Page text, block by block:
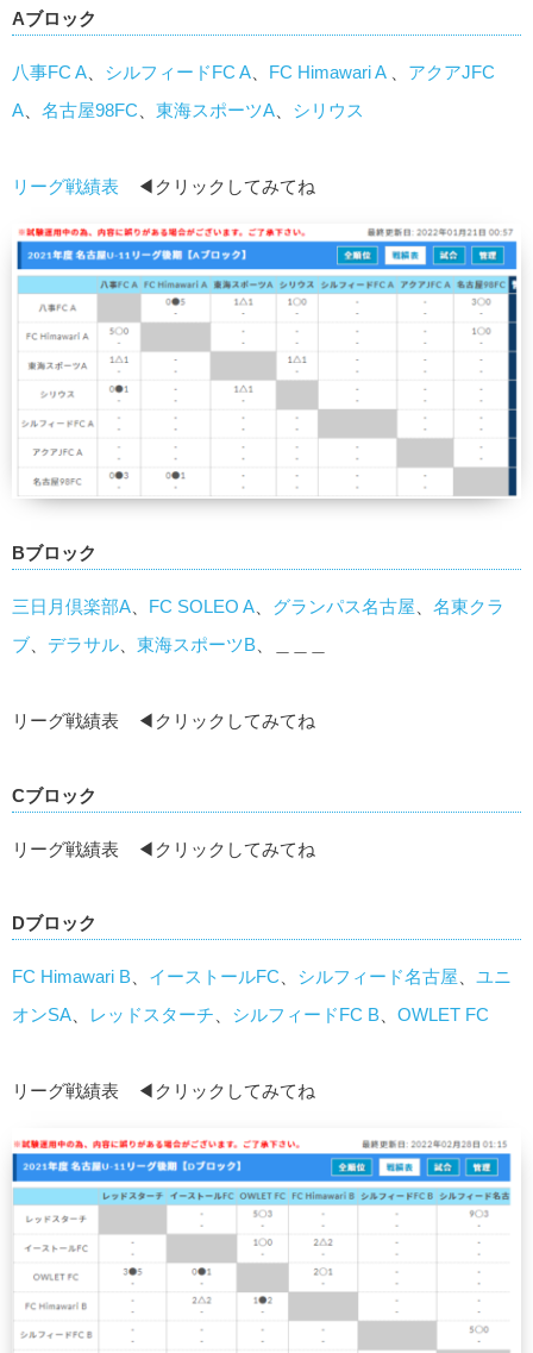
Aブロック
八事FC A シルフィードFC A FC Himawari A、 アクアJFC
A
名古屋98FC 東海スポーツA シリウス
リーグ戦績表 ◀クリックしてみてね
Bブロック
三日月倶楽部A FC SOLEO A グランパス名古屋
名東クラ
ブ
デラサル 東海スポーツB
リーグ戦績表 ◀クリックしてみてね
Cブロック
リーグ戦績表 ◀クリックしてみてね
Dブロック
FC Himawari B イーストールFC シルフィード名古屋
ユニ
オンSA
レッドスターチ シルフィードFC B OWLET FC
リーグ戦績表 ◀クリックしてみてね